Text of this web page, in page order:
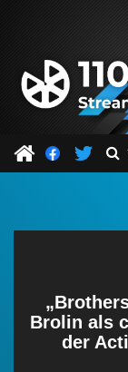
Brolin als
der